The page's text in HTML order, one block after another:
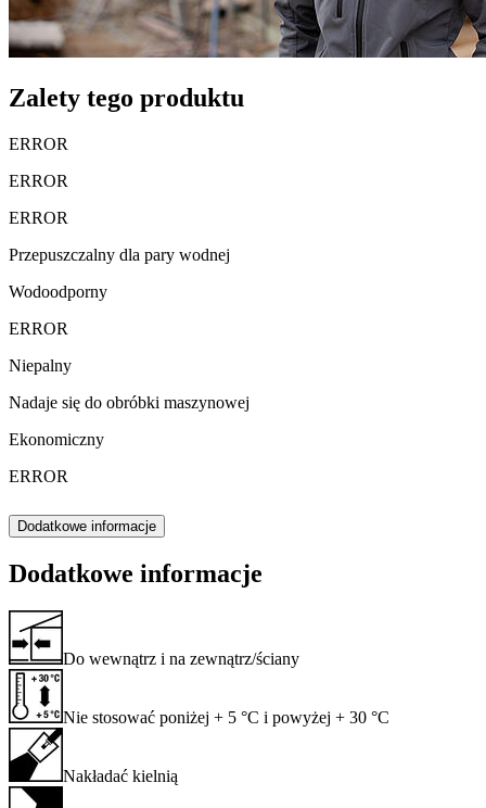
Zalety tego produktu
ERROR
ERROR
ERROR
Przepuszczalny dla pary wodnej
Wodoodporny
ERROR
Niepalny
Nadaje się do obróbki maszynowej
Ekonomiczny
ERROR
Dodatkowe informacje
Dodatkowe informacje
Do wewnątrz i na zewnątrz/ściany
Nie stosować poniżej + 5 °C i powyżej + 30 °C
Nakładać kielnią